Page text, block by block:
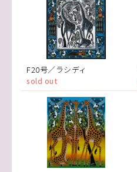
F20号／ラシディ
sold out